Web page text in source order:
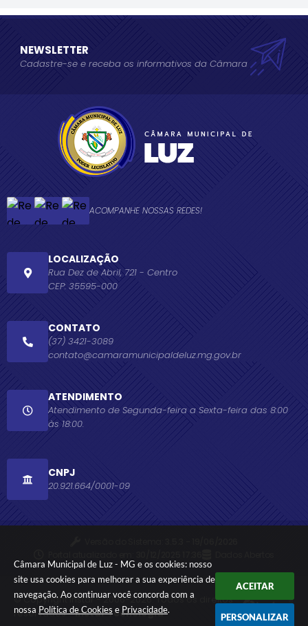
Câmara Municipal de Luz - MG e os cookies: nosso
site usa cookies para melhorar a sua experiência de
navegação. Ao continuar você concorda com a
nossa Política de Cookies e Privacidade.
ACEITAR
PERSONALIZAR
ACOMPANHE NOSSAS REDES!
LOCALIZAÇÃO
Rua Dez de Abril, 721 - Centro
CEP: 35595-000
CONTATO
(37) 3421-3089
contato@camaramunicipaldeluz.mg.gov.br
ATENDIMENTO
Atendimento de Segunda-feira a Sexta-feira das 8:00
às 18:00.
CNPJ
20.921.664/0001-09
NEWSLETTER
Cadastre-se e receba os informativos da Câmara
© Copyright Instar - 2006-2026. Todos os direitos
reservados -Instar Tecnologia